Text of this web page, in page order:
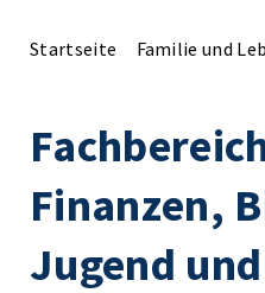
Startseite Familie und
Finanzen,
Jugend